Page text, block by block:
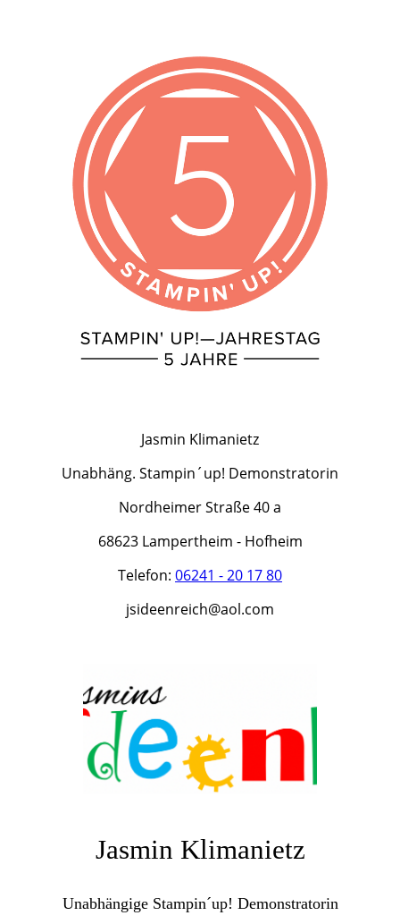
Jasmin Klimanietz
Unabhäng. Stampin´up! Demonstratorin
Nordheimer Straße 40 a
68623 Lampertheim - Hofheim
Telefon: 06241 - 20 17 80
jsideenreich@aol.com
Jasmin Klimanietz
Unabhängige Stampin´up! Demonstratorin